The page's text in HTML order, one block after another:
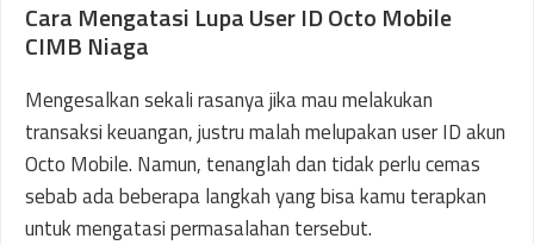
Cara Mengatasi Lupa User ID Octo Mobile
CIMB Niaga
Mengesalkan sekali rasanya jika mau melakukan
transaksi keuangan, justru malah melupakan user ID akun
Octo Mobile. Namun, tenanglah dan tidak perlu cemas
sebab ada beberapa langkah yang bisa kamu terapkan
untuk mengatasi permasalahan tersebut.